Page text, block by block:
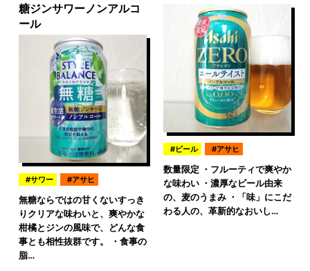
糖ジンサワーノンアルコ
ール
サワー アサヒ
無糖ならではの甘くないすっき
りクリアな味わいと、爽やかな
柑橘とジンの風味で、どんな食
事とも相性抜群です。 ・食事の
脂…
ビール アサヒ
数量限定 ・フルーティで爽やか
な味わい ・濃厚なビール由来
の、麦のうまみ ・「味」にこだ
わる人の、革新的なおいし…